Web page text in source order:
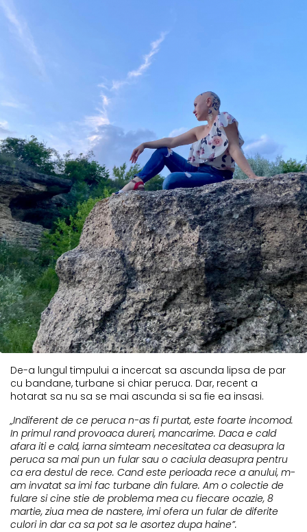
De-a lungul timpului a incercat sa ascunda lipsa de par
cu bandane, turbane si chiar peruca. Dar, recent a
hotarat sa nu sa se mai ascunda si sa fie ea insasi.
„Indiferent de ce peruca n-as fi purtat, este foarte incomod.
In primul rand provoaca dureri, mancarime. Daca e cald
afara iti e cald, iarna simteam necesitatea ca deasupra la
peruca sa mai pun un fular sau o caciula deasupra pentru
ca era destul de rece. Cand este perioada rece a anului, m-
am invatat sa imi fac turbane din fulare. Am o colectie de
fulare si cine stie de problema mea cu fiecare ocazie, 8
martie, ziua mea de nastere, imi ofera un fular de diferite
culori in dar ca sa pot sa le asortez dupa haine”.